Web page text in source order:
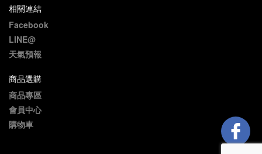
相關連結
Facebook
LINE@
天氣預報
商品選購
商品專區
會員中心
購物車